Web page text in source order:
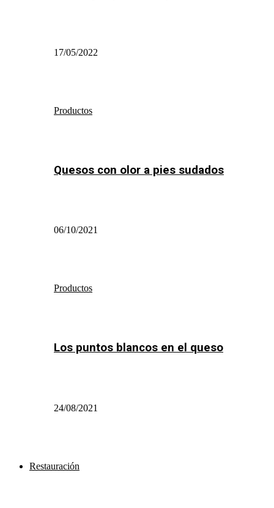
17/05/2022
Productos
Quesos con olor a pies sudados
06/10/2021
Productos
Los puntos blancos en el queso
24/08/2021
Restauración